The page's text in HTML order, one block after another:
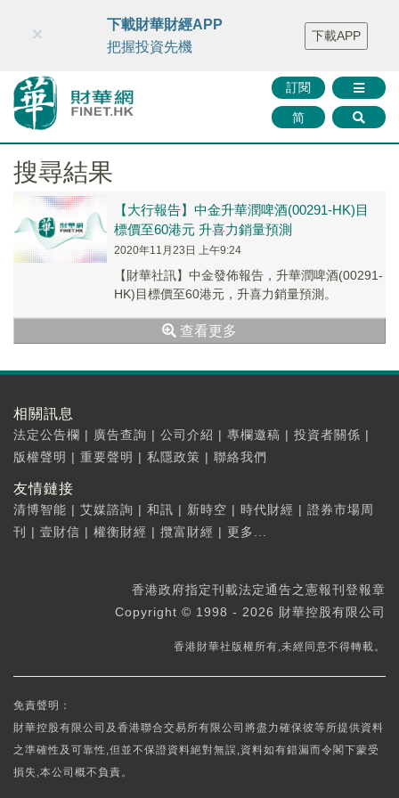
財華智庫網 FINTV FINMETA 財華證券 媒體矩陣
智庫沙龍
聯絡我們
訂閱
简
×
下載財華財經APP
把握投資先機
下載APP
搜尋結果
【大行報告】中金升華潤啤酒(00291-HK)目
標價至60港元 升喜力銷量預測
2020年11月23日 上午9:24
【財華社訊】中金發佈報告，升華潤啤酒(00291-
HK)目標價至60港元，升喜力銷量預測。
查看更多
相關訊息
法定公告欄 | 廣告查詢 | 公司介紹 | 專欄邀稿 | 投資者關係 |
版權聲明 | 重要聲明 | 私隱政策 | 聯絡我們
友情鏈接
清博智能 | 艾媒諮詢 | 和訊 | 新時空 | 時代財經 | 證券市場周
刊
| 壹財信 | 權衡財經 | 攬富財經 | 更多...
香港政府指定刊載法定通告之憲報刊登報章
Copyright © 1998 - 2026 財華控股有限公司
香港財華社版權所有,未經同意不得轉載。
免責聲明：
財華控股有限公司及香港聯合交易所有限公司將盡力確保彼等所提供資料
之準確性及可靠性,但並不保證資料絕對無誤,資料如有錯漏而令閣下蒙受
損失,本公司概不負責。